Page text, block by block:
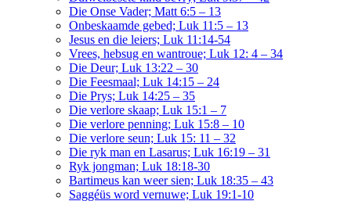
Die Onse Vader; Matt 6:5 – 13
Onbeskaamde gebed; Luk 11:5 – 13
Jesus en die leiers; Luk 11:14-54
Vrees, hebsug en wantroue; Luk 12: 4 – 34
Die Deur; Luk 13:22 – 30
Die Feesmaal; Luk 14:15 – 24
Die Prys; Luk 14:25 – 35
Die verlore skaap; Luk 15:1 – 7
Die verlore penning; Luk 15:8 – 10
Die verlore seun; Luk 15: 11 – 32
Die ryk man en Lasarus; Luk 16:19 – 31
Ryk jongman; Luk 18:18-30
Bartimeus kan weer sien; Luk 18:35 – 43
Saggéüs word vernuwe; Luk 19:1-10